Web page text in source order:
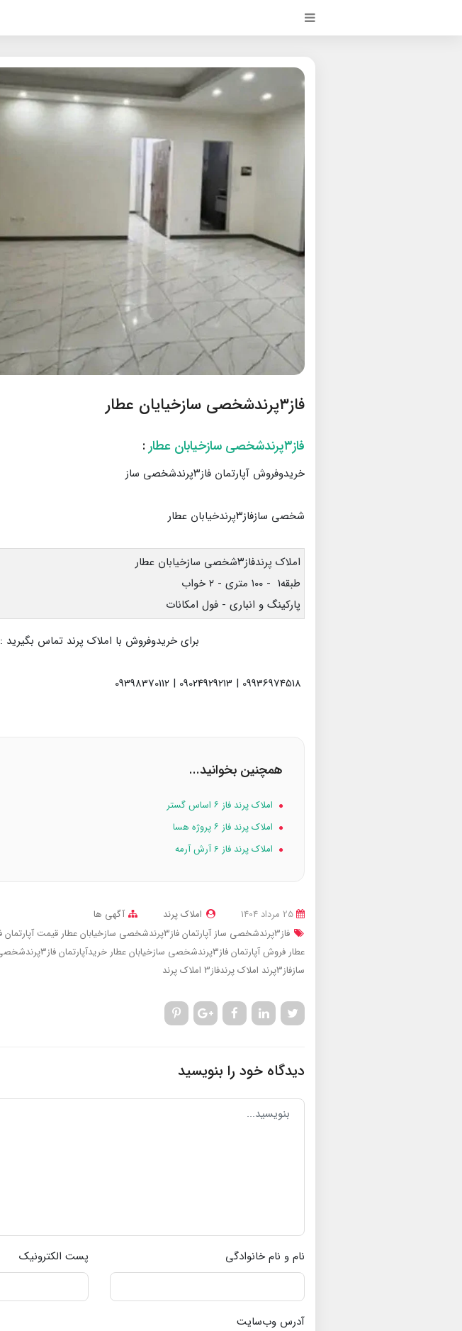
فاز۳پرندشخصی سازخیایان عطار
فاز۳پرندشخصی سازخیابان عطار :
خریدوفروش آپارتمان فاز۳پرندشخصی ساز
شخصی سازفاز۳پرندخیابان عطار
املاک پرندفاز۳شخصی سازخیابان عطار
طبقه۱ - ۱۰۰ متری - ۲ خواب
پارکینگ و انباری - فول امکانات
برای خریدوفروش با املاک پرند تماس بگیرید :
همچنین بخوانید...
املاک پرند فاز ۶ اساس گستر
املاک پرند فاز ۶ پروژه هسا
املاک پرند فاز 6 آرش آرمه
املاک پرند
آگهی ها
فاز3پرندشخصی ساز
آپارتمان فاز3پرندشخصی سازخیابان عطار
عطار فروش آپارتمان فاز3پرندشخصی سازخیابان عطار خریدآپارتمان فاز3پرندشخصی سازخیابان عطار
سازفاز3پرند
املاک پرندفاز3 املاک پرند
دیدگاه خود را بنویسید
نام و نام خانوادگی پست الکترونیک
آدرس وب‌سایت